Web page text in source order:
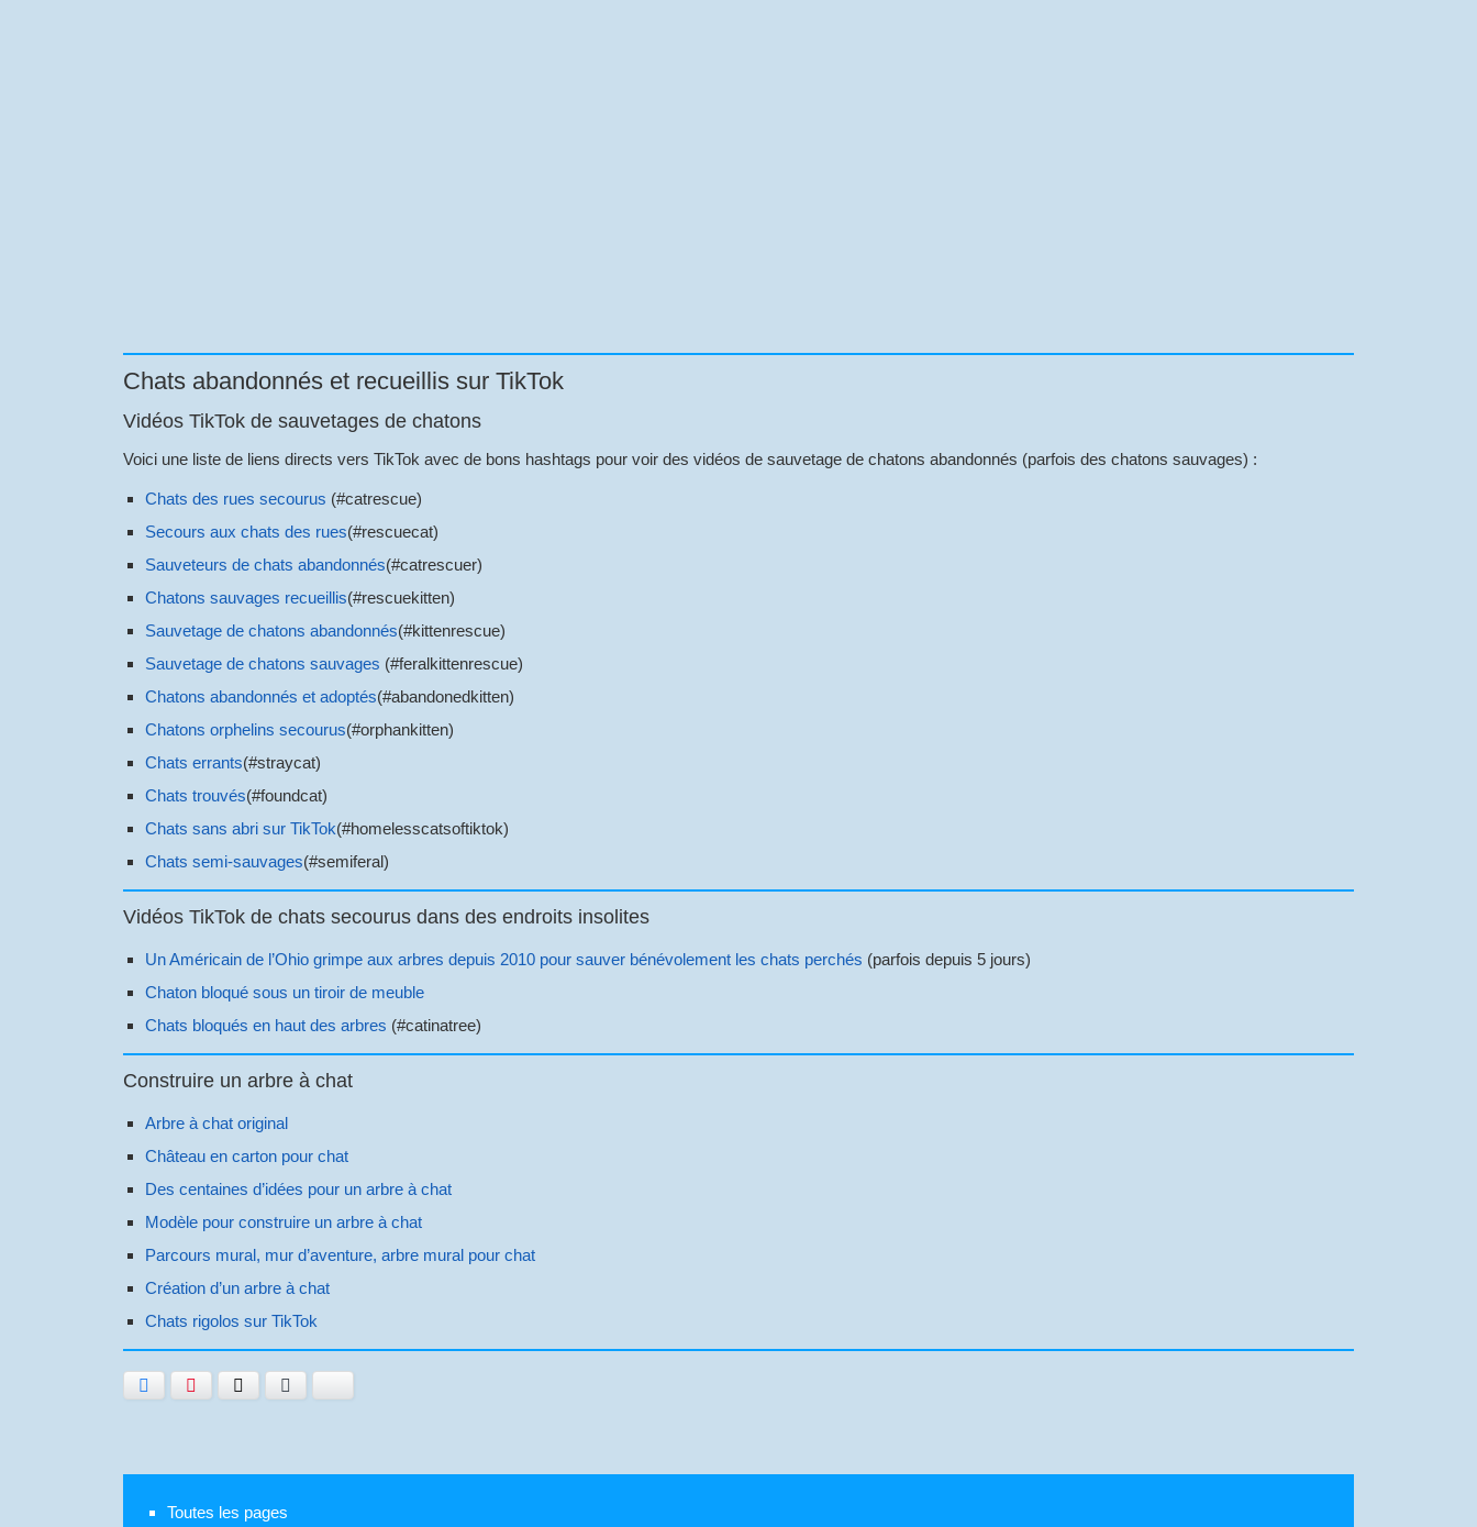
Chats abandonnés et recueillis sur TikTok
Vidéos TikTok de sauvetages de chatons
Voici une liste de liens directs vers TikTok avec de bons hashtags pour voir des vidéos de sauvetage de chatons abandonnés (parfois des chatons sauvages) :
Chats des rues secourus (#catrescue)
Secours aux chats des rues(#rescuecat)
Sauveteurs de chats abandonnés(#catrescuer)
Chatons sauvages recueillis(#rescuekitten)
Sauvetage de chatons abandonnés(#kittenrescue)
Sauvetage de chatons sauvages (#feralkittenrescue)
Chatons abandonnés et adoptés(#abandonedkitten)
Chatons orphelins secourus(#orphankitten)
Chats errants(#straycat)
Chats trouvés(#foundcat)
Chats sans abri sur TikTok(#homelesscatsoftiktok)
Chats semi-sauvages(#semiferal)
Vidéos TikTok de chats secourus dans des endroits insolites
Un Américain de l’Ohio grimpe aux arbres depuis 2010 pour sauver bénévolement les chats perchés (parfois depuis 5 jours)
Chaton bloqué sous un tiroir de meuble
Chats bloqués en haut des arbres (#catinatree)
Construire un arbre à chat
Arbre à chat original
Château en carton pour chat
Des centaines d’idées pour un arbre à chat
Modèle pour construire un arbre à chat
Parcours mural, mur d’aventure, arbre mural pour chat
Création d’un arbre à chat
Chats rigolos sur TikTok
Toutes les pages